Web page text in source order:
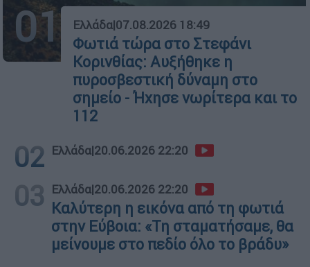
01 Ελλάδα|07.08.2026 18:49
Φωτιά τώρα στο Στεφάνι
Κορινθίας: Αυξήθηκε η
πυροσβεστική δύναμη στο
σημείο - Ήχησε νωρίτερα και το
112
02 Ελλάδα|20.06.2026 22:20
03 Ελλάδα|20.06.2026 22:20
Καλύτερη η εικόνα από τη φωτιά
στην Εύβοια: «Τη σταματήσαμε, θα
μείνουμε στο πεδίο όλο το βράδυ»